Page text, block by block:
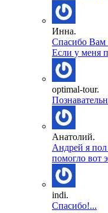
Инна.
Спасибо
Если у меня
optimal-tour.
Анатолий.
Андрей я пол
помогло вот
indi.
Спасибо!...